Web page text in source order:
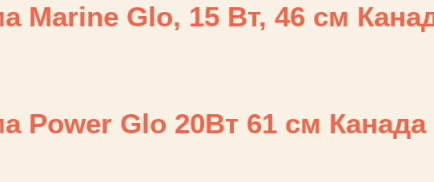
Marine Glo, 15 Вт, 46 см
Power Glo 20Вт 61 см Канада